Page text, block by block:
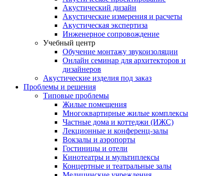
Акустический дизайн
Акустические измерения и расчеты
Акустическая экспертиза
Инженерное сопровождение
Учебный центр
Обучение монтажу звукоизоляции
Онлайн семинар для архитекторов и
дизайнеров
Акустические изделия под заказ
Проблемы и решения
Типовые проблемы
Жилые помещения
Многоквартирные жилые комплексы
Частные дома и коттеджи (ИЖС)
Лекционные и конференц-залы
Вокзалы и аэропорты
Гостиницы и отели
Кинотеатры и мультиплексы
Концертные и театральные залы